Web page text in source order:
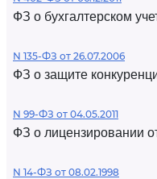
ФЗ о бухгалтерском
N 135-ФЗ от 26.07.2006
ФЗ о защите
N 99-ФЗ от 04.05.2011
ФЗ о лицензировании
N 14-ФЗ от 08.02.1998